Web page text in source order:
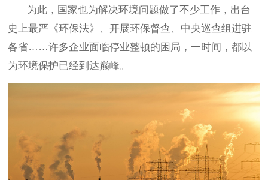
为此，国家也为解决环境问题做了不少工作，出台
史上最严《环保法》、开展环保督查、中央巡查组进驻
各省……许多企业面临停业整顿的困局，一时间，都以
为环境保护已经到达巅峰。